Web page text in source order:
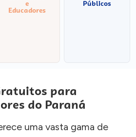
e
Educadores
Públicos
para
do Paraná
uma vasta gama de